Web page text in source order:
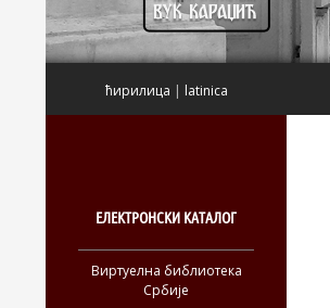
ћирилица | latinica
ЕЛЕКТРОНСКИ КАТАЛОГ
Виртуелна библиотека
Србије